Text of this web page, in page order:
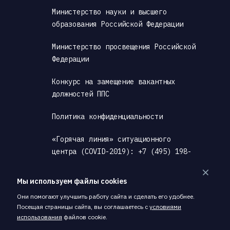
Министерство науки и высшего
образования Российской Федерации
Министерство просвещения Российской
Федерации
Конкурс на замещение вакантных
должностей ППС
Политика конфиденциальности
«Горячая линия» ситуационного
центра (COVID-2019): +7 (495) 198-
Антитеррористическая деятельность
Скачать PDF, содержащий материалы
страницы
Мы используем файлы cookies
Они помогают улучшить работу сайта и сделать его удобнее.
Посещая страницы сайта, вы соглашаетесь с условиями
использования файлов cookie.